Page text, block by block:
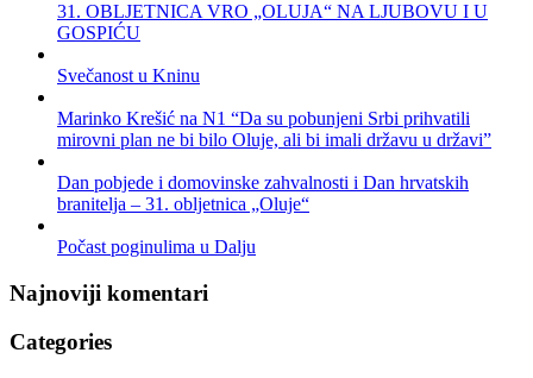
31. OBLJETNICA VRO „OLUJA“ NA LJUBOVU I U
GOSPIĆU
Svečanost u Kninu
Marinko Krešić na N1 “Da su pobunjeni Srbi prihvatili
mirovni plan ne bi bilo Oluje, ali bi imali državu u državi”
Dan pobjede i domovinske zahvalnosti i Dan hrvatskih
branitelja – 31. obljetnica „Oluje“
Počast poginulima u Dalju
Najnoviji komentari
Categories